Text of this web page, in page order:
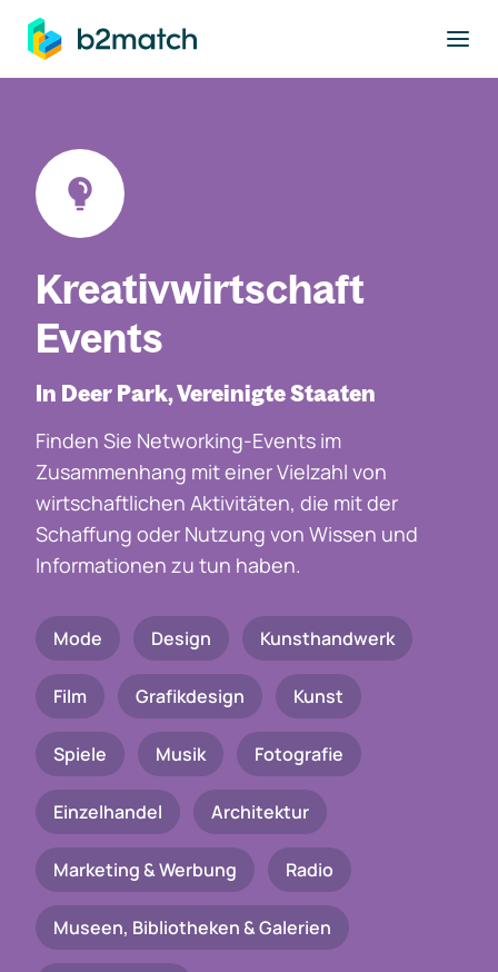
springen
Kreativwirtschaft
Events
In Deer Park, Vereinigte Staaten
Finden Sie Networking-Events im
Zusammenhang mit einer Vielzahl von
wirtschaftlichen Aktivitäten, die mit der
Schaffung oder Nutzung von Wissen und
Informationen zu tun haben.
Mode Design Kunsthandwerk
Film Grafikdesign Kunst
Spiele Musik Fotografie
Einzelhandel Architektur
Marketing & Werbung Radio
Museen, Bibliotheken & Galerien